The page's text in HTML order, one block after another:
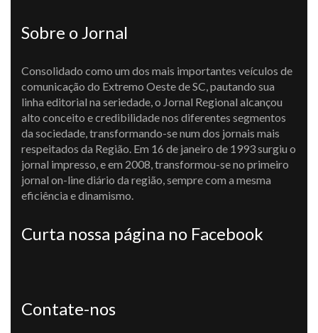
Sobre o Jornal
Consolidado como um dos mais importantes veículos de
comunicação do Extremo Oeste de SC, pautando sua
linha editorial na seriedade, o Jornal Regional alcançou
alto conceito e credibilidade nos diferentes segmentos
da sociedade, transformando-se num dos jornais mais
respeitados da Região. Em 16 de janeiro de 1993 surgiu o
jornal impresso, e em 2008, transformou-se no primeiro
jornal on-line diário da região, sempre com a mesma
eficiência e dinamismo.
Curta nossa página no Facebook
Contate-nos